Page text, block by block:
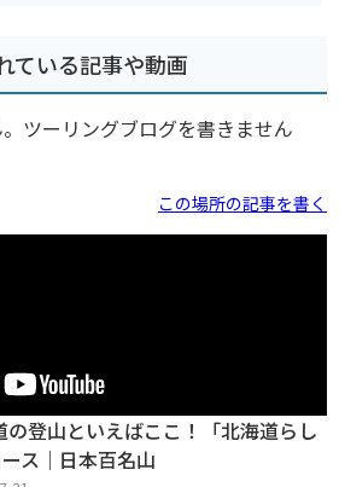
ている記事や動画
ツーリングブログを書きません
この場所の記事を書く
の登山といえばここ！「北海道らし
ス｜日本百名山